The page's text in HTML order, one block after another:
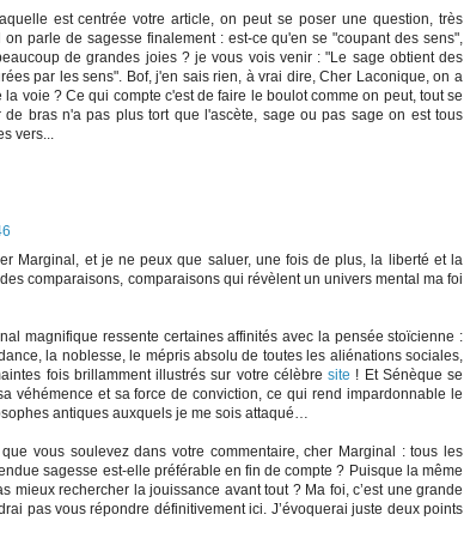
est centrée votre article, on peut se poser une question, très
parle de sagesse finalement : est-ce qu'en se "coupant des sens",
de grandes joies ? je vous vois venir : "Le sage obtient des
par les sens". Bof, j'en sais rien, à vrai dire, Cher Laconique, on a
voie ? Ce qui compte c'est de faire le boulot comme on peut, tout se
bras n'a pas plus tort que l'ascète, sage ou pas sage on est tous
vers...
Marginal, et je ne peux que saluer, une fois de plus, la liberté et la
comparaisons, comparaisons qui révèlent un univers mental ma foi
magnifique ressente certaines affinités avec la pensée stoïcienne :
la noblesse, le mépris absolu de toutes les aliénations sociales,
fois brillamment illustrés sur votre célèbresite ! Et Sénèque se
véhémence et sa force de conviction, ce qui rend impardonnable le
antiques auxquels je me sois attaqué…
vous soulevez dans votre commentaire, cher Marginal : tous les
sagesse est-elle préférable en fin de compte ? Puisque la même
mieux rechercher la jouissance avant tout ? Ma foi, c’est une grande
pas vous répondre définitivement ici. J’évoquerai juste deux points